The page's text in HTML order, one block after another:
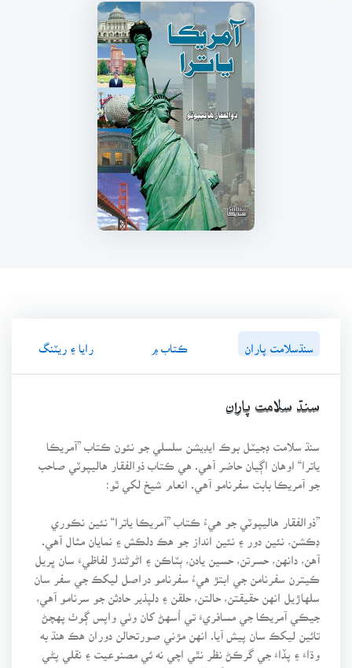
سنڌسلامت پاران ڪتاب ۾ رايا ۽ ريٽنگ
سنڌ سلامت پاران
سنڌ سلامت ڊجيٽل بوڪ ايڊيشن سلسلي جو نئون ڪتاب ”آمريڪا
ياترا“ اوهان اڳيان حاضر آهي. هي ڪتاب ذوالفقار هاليپوٽي صاحب
جو آمريڪا بابت سفرنامو آهي. انعام شيخ لکي ٿو:
”ذوالفقار هاليپوٽي جو هيءُ ڪتاب ”آمريڪا ياترا“ نئين نڪوري
ڊڪشن، نئين دور ۽ نئين انداز جو هڪ دلڪش ۽ نمايان مثال آهي.
آهن، دانهن، حسرتن، حسين يادن، ٻٽاڪن ۽ اڻوڻندڙ لفاظيءَ سان ڀريل
ڪيترن سفرنامن جي ابتڙ هيءُ سفرنامو دراصل ليکڪ جي سفر سان
سلهاڙيل انهن حقيقتن، حالتن، حلقن ۽ دلپذير حادثن جو سرنامو آهي،
جيڪي آمريڪا جي مسافريءَ تي اُسهڻ کان وٺي واپس ڳوٺ پهچڻ
تائين ليکڪ سان پيش آيا. انهن مڙني صورتحالن دوران هڪ هنڌ به
وڌاءَ ۽ پڏاءَ جي گرڪڻ نظر نٿي اچي نه ئي مصنوعيت ۽ نقلي پڻي